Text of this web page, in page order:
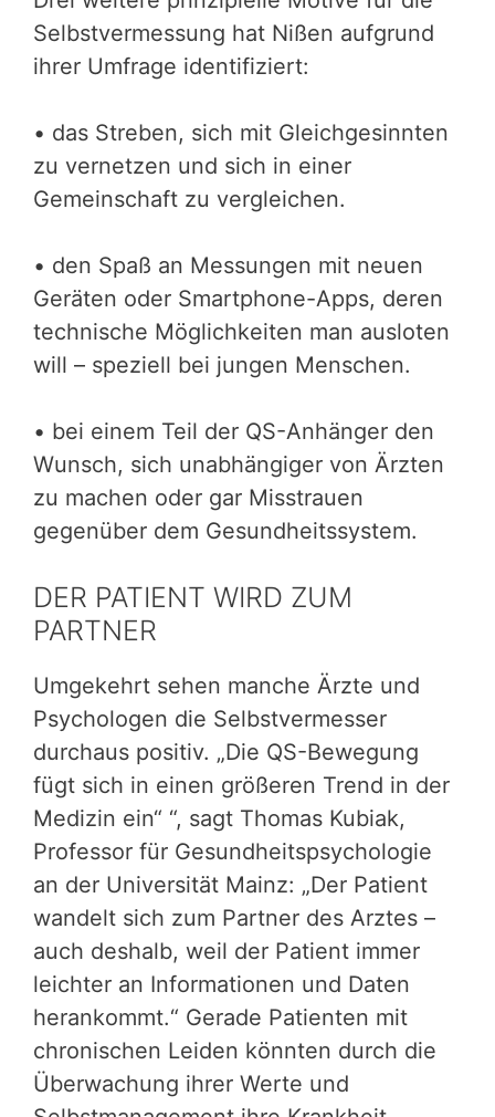
Selbstvermessung hat Nißen aufgrund
ihrer Umfrage identifiziert:
• das Streben, sich mit Gleichgesinnten
zu vernetzen und sich in einer
Gemeinschaft zu vergleichen.
• den Spaß an Messungen mit neuen
Geräten oder Smartphone-Apps, deren
technische Möglichkeiten man ausloten
will – speziell bei jungen Menschen.
• bei einem Teil der QS-Anhänger den
Wunsch, sich unabhängiger von Ärzten
zu machen oder gar Misstrauen
gegenüber dem Gesundheitssystem.
DER PATIENT WIRD ZUM
PARTNER
Umgekehrt sehen manche Ärzte und
Psychologen die Selbstvermesser
durchaus positiv. „Die QS-Bewegung
fügt sich in einen größeren Trend in der
Medizin ein“ “, sagt Thomas Kubiak,
Professor für Gesundheitspsychologie
an der Universität Mainz: „Der Patient
wandelt sich zum Partner des Arztes –
auch deshalb, weil der Patient immer
leichter an Informationen und Daten
herankommt.“ Gerade Patienten mit
chronischen Leiden könnten durch die
Überwachung ihrer Werte und